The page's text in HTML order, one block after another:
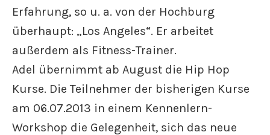
Erfahrung, so u. a. von der Hochburg
überhaupt: „Los Angeles“. Er arbeitet
außerdem als Fitness-Trainer.
Adel übernimmt ab August die Hip Hop
Kurse. Die Teilnehmer der bisherigen Kurse
am 06.07.2013 in einem Kennenlern-
Workshop die Gelegenheit, sich das neue